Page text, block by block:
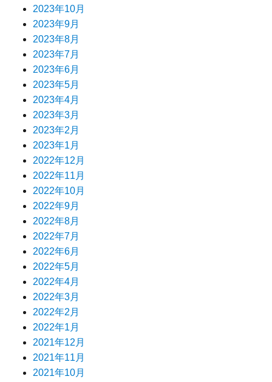
2023年10月
2023年9月
2023年8月
2023年7月
2023年6月
2023年5月
2023年4月
2023年3月
2023年2月
2023年1月
2022年12月
2022年11月
2022年10月
2022年9月
2022年8月
2022年7月
2022年6月
2022年5月
2022年4月
2022年3月
2022年2月
2022年1月
2021年12月
2021年11月
2021年10月